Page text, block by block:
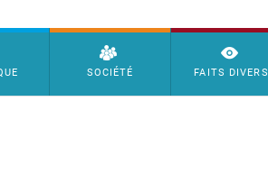
SOCIÉTÉ FAITS DIVERS